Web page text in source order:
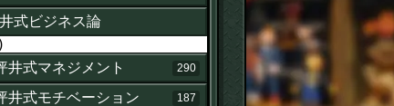
式ビジネス論
井式マネジメント
290
井式モチベーション 187